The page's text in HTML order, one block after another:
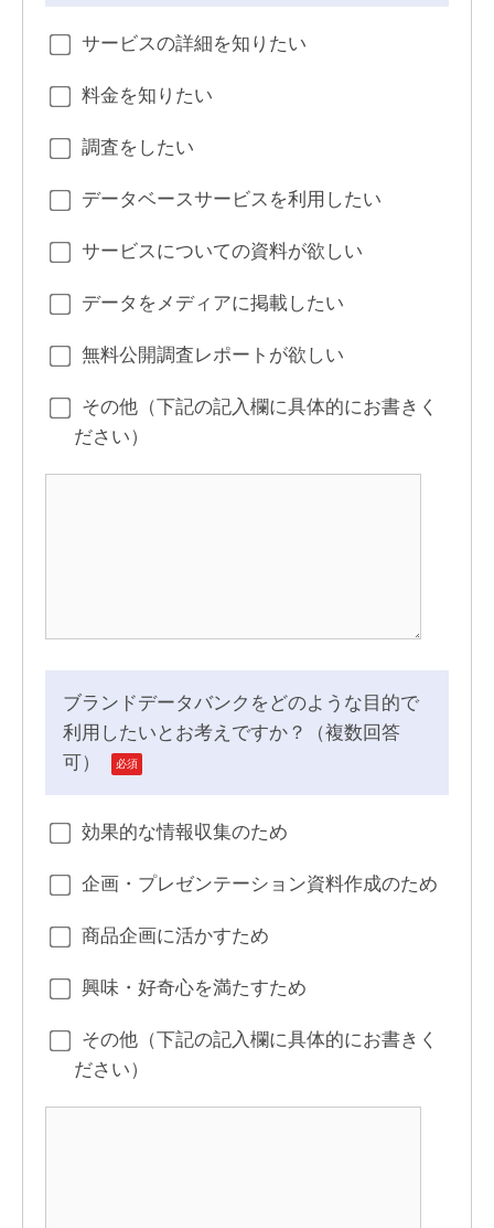
サービスの詳細を知りたい
料金を知りたい
調査をしたい
データベースサービスを利用したい
サービスについての資料が欲しい
データをメディアに掲載したい
無料公開調査レポートが欲しい
その他（下記の記入欄に具体的にお書きく
ださい）
ブランドデータバンクをどのような目的で
利用したいとお考えですか？（複数回答
可）
必須
効果的な情報収集のため
企画・プレゼンテーション資料作成のため
商品企画に活かすため
興味・好奇心を満たすため
その他（下記の記入欄に具体的にお書きく
ださい）